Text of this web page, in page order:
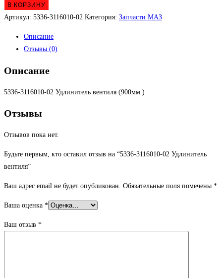
В КОРЗИНУ
Артикул: 5336-3116010-02 Категория: Запчасти МАЗ
Описание
Отзывы (0)
Описание
5336-3116010-02 Удлинитель вентиля (900мм.)
Отзывы
Отзывов пока нет.
Будьте первым, кто оставил отзыв на “5336-3116010-02 Удлинитель
вентиля”
Ваш адрес email не будет опубликован. Обязательные поля помечены *
Ваша оценка *
Ваш отзыв *